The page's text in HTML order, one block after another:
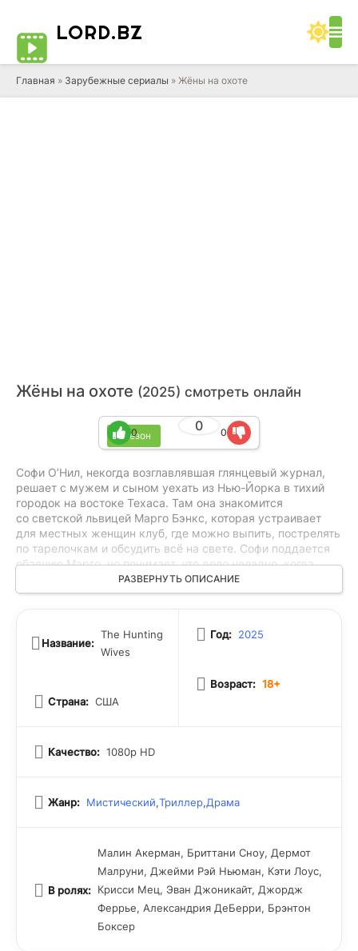
LORD.BZ
Главная » Зарубежные сериалы » Жёны на охоте
Жёны на охоте (2025) смотреть онлайн
1 сезон
0
0 0
Софи О’Нил, некогда возглавлявшая глянцевый журнал,
решает с мужем и сыном уехать из Нью-Йорка в тихий
городок на востоке Техаса. Там она знакомится
со светской львицей Марго Бэнкс, которая устраивает
для местных женщин клуб, где можно выпить, пострелять
по тарелочкам и обсудить всё на свете. Софи поддается
обаянию Марго, но понимает, что дело неладно, когда
на окраине леса находят труп девочки, а участницы
клуба — первые в списке подозреваемых.
РАЗВЕРНУТЬ ОПИСАНИЕ
Название:
The Hunting
Wives
Страна: США
Год: 2025
Возраст: 18+
Качество: 1080p HD
Жанр: Мистический,Триллер,Драма
В ролях:
Малин Акерман, Бриттани Сноу, Дермот
Малруни, Джейми Рэй Ньюман, Кэти Лоус,
Крисси Мец, Эван Джоникайт, Джордж
Феррье, Александрия ДеБерри, Брэнтон
Боксер